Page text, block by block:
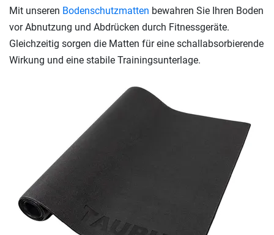
Mit unseren Bodenschutzmatten bewahren Sie Ihren Boden
vor Abnutzung und Abdrücken durch Fitnessgeräte.
Gleichzeitig sorgen die Matten für eine schallabsorbierende
Wirkung und eine stabile Trainingsunterlage.